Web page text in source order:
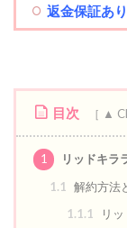
返金保証あり
目次
1
リッドキラ
1.1
解約方法
1.1.1
リ